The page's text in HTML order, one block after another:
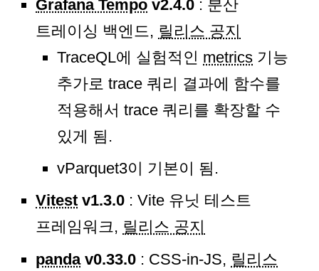
Grafana Tempo v2.4.0 : 분산
트레이싱 백엔드, 릴리스 공지
TraceQL에 실험적인 metrics 기능
추가로 trace 쿼리 결과에 함수를
적용해서 trace 쿼리를 확장할 수
있게 됨.
vParquet3이 기본이 됨.
Vitest v1.3.0 : Vite 유닛 테스트
프레임워크, 릴리스 공지
pandav0.33.0 : CSS-in-JS, 릴리스